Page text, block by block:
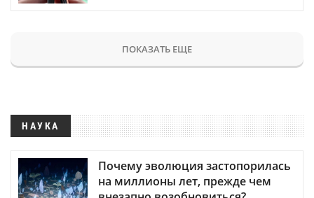
ПОКАЗАТЬ ЕЩЕ
НАУКА
Почему эволюция застопорилась
на миллионы лет, прежде чем